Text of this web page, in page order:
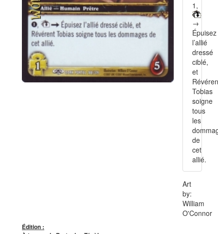
1,
→
Épuisez
l’allié
dressé
ciblé,
et
Tobias
soigne
tous
les
de
cet
allié.
Art
by:
William
O'Connor
Édition :